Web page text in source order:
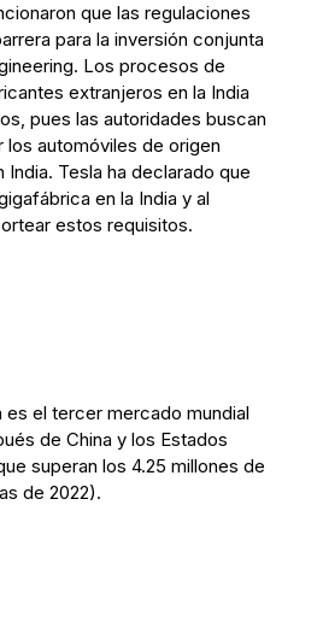
que las regulaciones
para la inversión conjunta
Los procesos de
extranjeros en la India
pues las autoridades buscan
automóviles de origen
India. Tesla ha declarado que
en la India y al
estos requisitos.
es el tercer mercado mundial
de China y los Estados
superan los 4.25 millones de
de 2022).